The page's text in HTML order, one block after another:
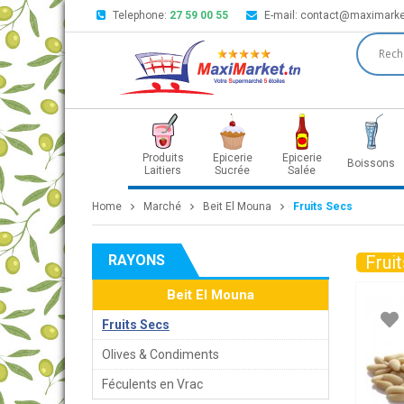
Telephone: 27 59 00 55 E-mail:
Produits
Laitiers
Epicerie
Sucrée
Epicerie
Salée
Boissons
Home Marché Beit El Mouna Fruits Secs
RAYONS
Beit El Mouna
Fruits Secs
Olives & Condiments
Féculents en Vrac